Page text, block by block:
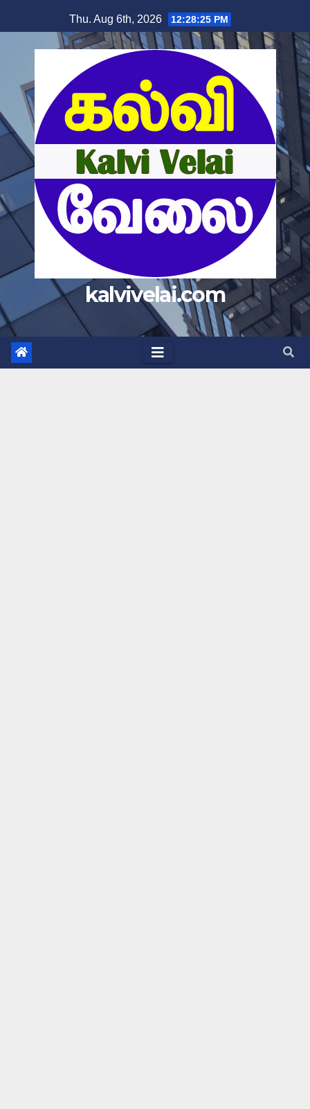
Thu. Aug 6th, 2026 12:28:26 PM
kalvivelai.com